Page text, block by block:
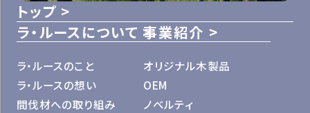
トップ
ラ・ルースについて
ラ・ルースのこと
ラ・ルースの想い
間伐材への取り組み
事業紹介
オリジナル木製品
OEM
ノベルティ